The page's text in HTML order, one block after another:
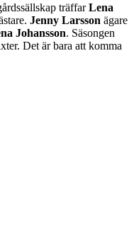
träffarLena
Jenny Larsson ägare
Johansson. Säsongen
Det är bara att komma